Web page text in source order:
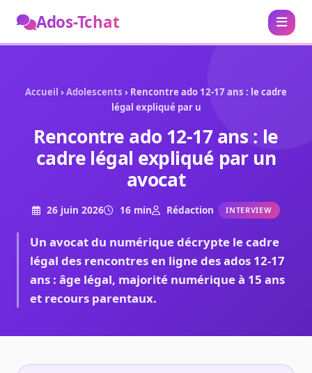
Ados-Tchat
Accueil ›Adolescents › Rencontre ado 12-17 ans : le cadre
légal expliqué par u
Rencontre ado 12-17 ans : le
cadre légal expliqué par un
avocat
26 juin 2026 16 min Rédaction INTERVIEW
Un avocat du numérique décrypte le cadre
légal des rencontres en ligne des ados 12-17
ans : âge légal, majorité numérique à 15 ans
et recours parentaux.